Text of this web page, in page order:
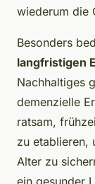
wiederum die
Besonders
langfristigen
Nachhaltiges
demenzielle
ratsam,
zu etablieren,
Alter zu